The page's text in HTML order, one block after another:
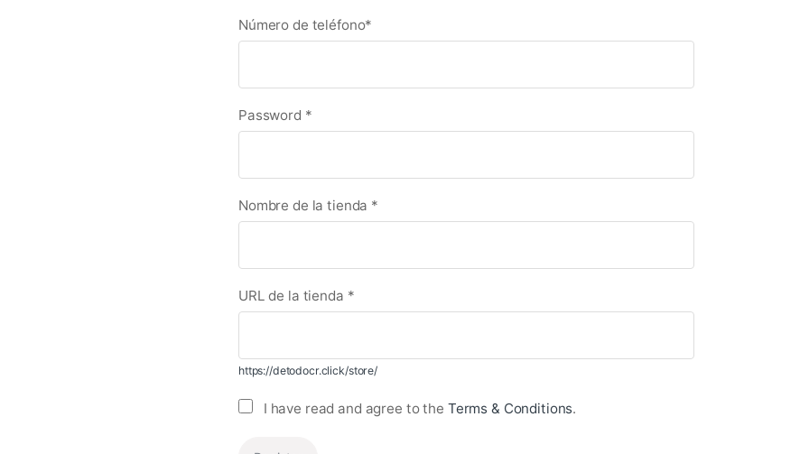
Número de teléfono*
Password *
Nombre de la tienda *
URL de la tienda *
https://detodocr.click/store/
I have read and agree to the Terms & Conditions.